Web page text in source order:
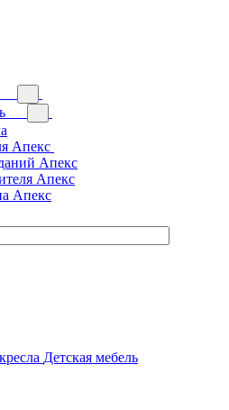
Апекс
Апекс
Апекс
Апекс
Детская мебель